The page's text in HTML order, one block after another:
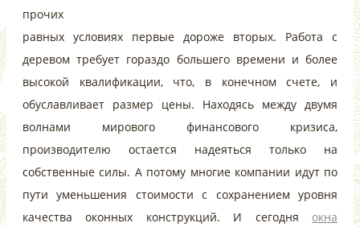
прочих
равных условиях первые дороже вторых. Работа с
деревом требует гораздо большего времени и более
высокой квалификации, что, в конечном счете, и
обуславливает размер цены. Находясь между двумя
волнами мирового финансового кризиса,
производителю остается надеяться только на
собственные силы. А потому многие компании идут по
пути уменьшения стоимости с сохранением уровня
качества оконных конструкций. И сегодня окна